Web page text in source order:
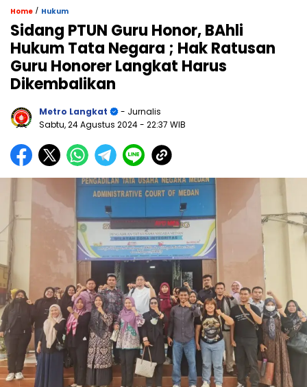
Home / Hukum
Sidang PTUN Guru Honor, BAhli
Hukum Tata Negara ; Hak Ratusan
Guru Honorer Langkat Harus
Dikembalikan
Metro Langkat
- Jurnalis
Sabtu, 24 Agustus 2024- 22:37 WIB